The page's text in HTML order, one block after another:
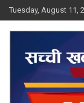
Skip
to
content
Tuesday, August 11,